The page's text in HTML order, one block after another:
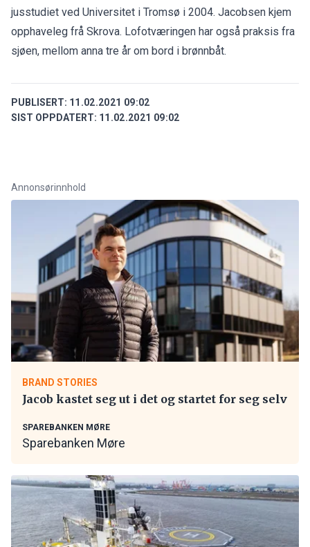
jusstudiet ved Universitet i Tromsø i 2004. Jacobsen kjem
opphaveleg frå Skrova. Lofotværingen har også praksis fra
sjøen, mellom anna tre år om bord i brønnbåt.
PUBLISERT: 11.02.2021 09:02
SIST OPPDATERT: 11.02.2021 09:02
Annonsørinnhold
BRAND STORIES
Jacob kastet seg ut i det og startet for seg selv
SPAREBANKEN MØRE
Sparebanken Møre